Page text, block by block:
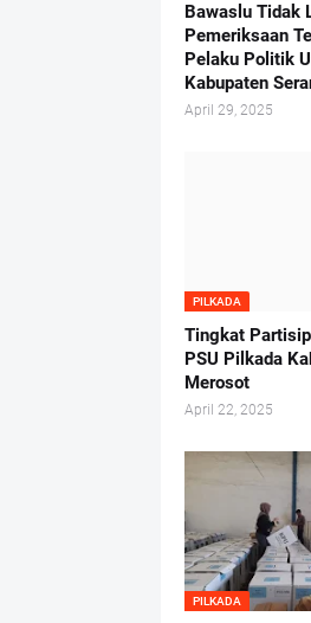
Bawaslu Tidak
Pemeriksaan
Pelaku Politik
Kabupaten
April 29, 2025
PILKADA
Tingkat
PSU Pilkada
Merosot
April 22, 2025
PILKADA